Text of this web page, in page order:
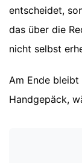
entscheidet,
das über die
nicht selbst
Am Ende bleibt
Handgepäck,